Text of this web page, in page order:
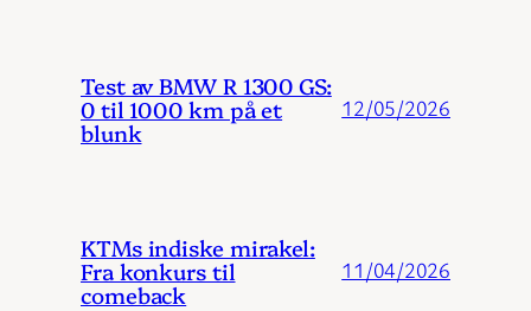
Test av BMW R 1300 GS:
0 til 1000 km på et
blunk
12/05/2026
KTMs indiske mirakel:
Fra konkurs til
comeback
11/04/2026